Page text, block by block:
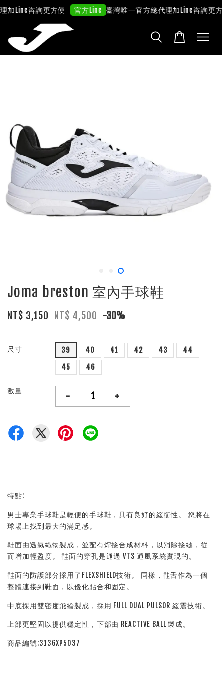
加Line咨詢更方便 官方Line 臺灣唯一官方總代理加Line咨詢更方
Joma breston 室內手球鞋
NT$ 3,150 NT$ 4,500 -30%
尺寸 39 40 41 42 43
44
45
46
數量 - +
特點:
男士專業手球鞋是輕便的手球鞋，具有良好的緩衝性。 您將在
球場上找到最大的滿足感。
鞋面由透氣織物製成，並配有焊接合成材料，以消除接縫，從
而增加輕盈度。 鞋面的穿孔是通過 VTS 通風系統實現的。
鞋面的防護部分採用了FLEXSHIELD技術。 同樣，鞋舌作為一個
整體連接到鞋面，以優化貼合和固定。
中底採用雙密度飛綸製成，採用 FULL DUAL PULSOR 緩震技術。
上部更堅固以提供穩定性，下部由 REACTIVE BALL 製成。
商品編號:3136XP5037